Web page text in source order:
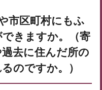
市区町村にもふ
きますか。（寄
去に住んだ所の
のですか。）